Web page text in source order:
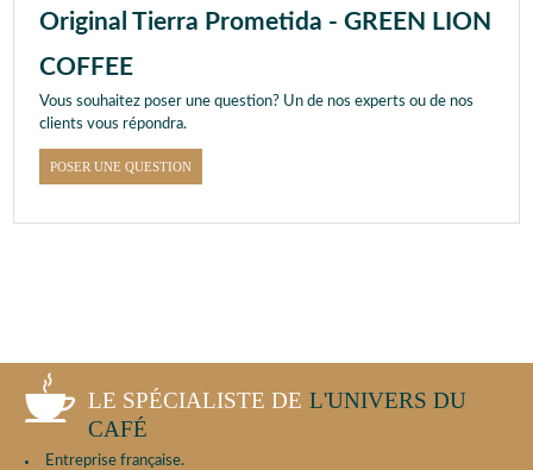
Original Tierra Prometida - GREEN LION
COFFEE
Vous souhaitez poser une question? Un de nos experts ou de nos
clients vous répondra.
POSER UNE QUESTION
LE SPÉCIALISTE DE L'UNIVERS DU
CAFÉ
Entreprise française.